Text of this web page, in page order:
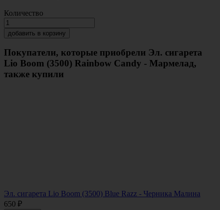
Количество
добавить в корзину
Покупатели, которые приобрели Эл. сигарета
Lio Boom (3500) Rainbow Candy - Мармелад,
также купили
Эл. сигарета Lio Boom (3500) Blue Razz - Черника Малина
650 ₽